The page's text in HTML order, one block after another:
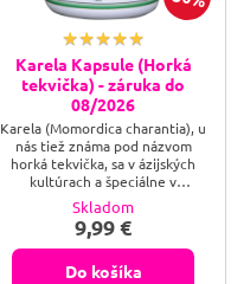
Karela Kapsule (Horká
tekvička) - záruka do
08/2026
Karela (Momordica charantia), u
nás tiež známa pod názvom
horká tekvička, sa v ázijských
kultúrach a špeciálne v
ajurvédskej medicíne dlhodobo
používa na podporu liečby
diabetu, najmä u ľudí, ktorí
neužívajú inzulín a tiež na
podporu liečby psoriázy.
Skladom
9,99 €
Do košíka